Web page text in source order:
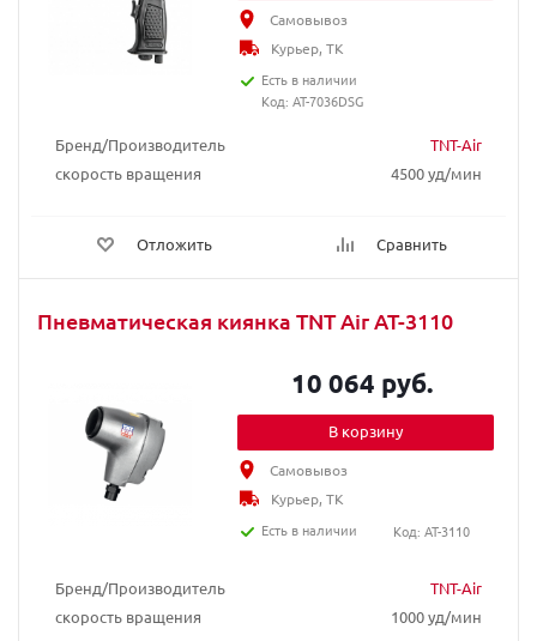
Бренд/Производитель
TNT-Air
скорость вращения
4500 уд/мин
Отложить Сравнить
Самовывоз
Курьер, ТК
Есть в наличии
Код: AT-7036DSG
Пневматическая киянка TNT Air AT-3110
Бренд/Производитель
TNT-Air
скорость вращения
1000 уд/мин
10 064 руб.
В корзину
Самовывоз
Курьер, ТК
Есть в наличии
Код: AT-3110